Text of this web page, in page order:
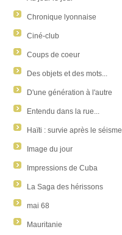
Chronique lyonnaise
Ciné-club
Coups de coeur
Des objets et des mots...
D'une génération à l'autre
Entendu dans la rue...
Haïti : survie après le séisme
Image du jour
Impressions de Cuba
La Saga des hérissons
mai 68
Mauritanie